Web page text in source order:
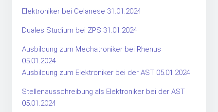
Elektroniker bei Celanese 31.01.2024
Duales Studium bei ZPS 31.01.2024
Ausbildung zum Mechatroniker bei Rhenus
05.01.2024
Ausbildung zum Elektroniker bei der AST 05.01.2024
Stellenausschreibung als Elektroniker bei der AST
05.01.2024